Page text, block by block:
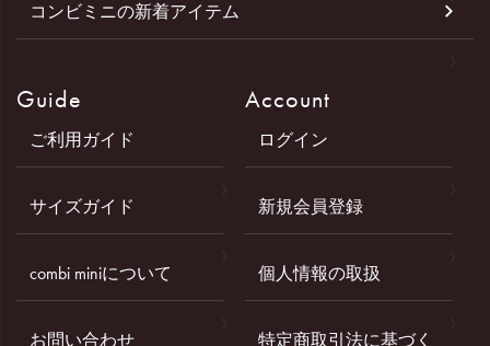
コンビミニの新着アイテム
Guide
ご利用ガイド
サイズガイド
combi miniについて
お問い合わせ
Account
ログイン
新規会員登録
個人情報の取扱
特定商取引法に基づく